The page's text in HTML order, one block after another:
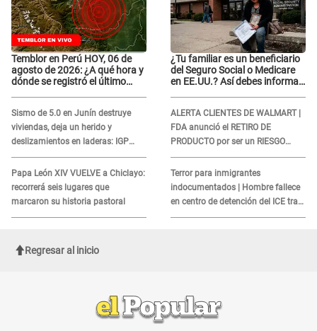
Temblor en Perú HOY, 06 de
agosto de 2026: ¿A qué hora y
dónde se registró el último
Sismo de 5.0 en Junín destruye
viviendas, deja un herido y
deslizamientos en laderas: IGP
alerta sobre posibles réplicas
Papa León XIV VUELVE a Chiclayo:
recorrerá seis lugares que
marcaron su historia pastoral
¿Tu familiar es un beneficiario
del Seguro Social o Medicare
en EE.UU.? Así debes informar
ALERTA CLIENTES DE WALMART |
FDA anunció el RETIRO DE
PRODUCTO por ser un RIESGO
MORTAL para consumidores: ¿Cuál
es?
Terror para inmigrantes
indocumentados | Hombre fallece
en centro de detención del ICE tras
sufrir una "emergencia médica"
Regresar al inicio